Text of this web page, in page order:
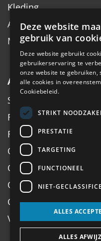
Kleding
Accessoires
Merken
Algemeen
Service
Fiets inruilen
Fietsadvies op maat
Onderhoud, Service,
Onderhoud Brompton
Openingstijden
Contact
Veel gestelde vragen
Deze website
gebruik van
Deze website gebruikt
gebruikerservaring te
onze website te gebruiken,
alle cookies in
Cookiebeleid.
STRIKT
PRESTATIE
TARGETING
FUNCTIONEEL
NIET-
ALLES
ALLES